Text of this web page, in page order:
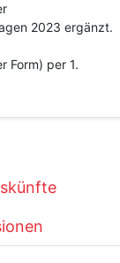
2023 ergänzt.
Form) per 1.